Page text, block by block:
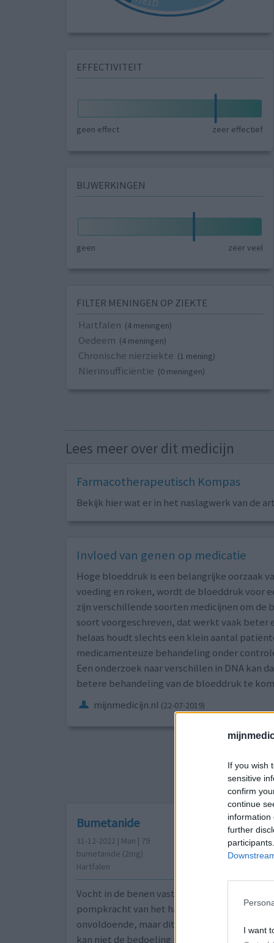
If you wish
sensitive
confirm
continue
information
further
I want
EFFECTIVITEIT
geen effect zeer effectief
BIJWERKINGEN
geen zeer veel
FILTER MENINGEN OP ZIEKTE
Hartfalen (4 meningen)
Oedeem (4 meningen)
Chronische nierziekte (1 mening)
Nierinsufficiëntie (0 meningen)
Lees meer over dit medicijn
Farmacotherapeutisch Kompas
Bekijk hier wat er in het naslagwerk van de
Invloed van genen op medicatie
Hoge bloeddruk is een belangrijke oorzaak
voeding en roken, wordt de bloeddruk voor
zijn verschillende soorten medicijnen om de
soort voorgeschreven, dat werkt vaak beter
helaas houdt slechts een klein aantal
medicamenteuze behandeling onder
Een onderzoek naar verschillen in DNA kan
betere behandeling van de bloeddruk te
mijnmedicijn.nl (22-07-2019)
1
Bumetanide
31-12-2022 | Man | 79
bumetanide (2mg)
Hartfalen
Vocht in de benen vasthouden als gevolg van
pompkracht van het hart. Alleen Furosemide
onvoldoende, maar dit middel legt mij
kan niet de bedoeling zijn. Ben er mee